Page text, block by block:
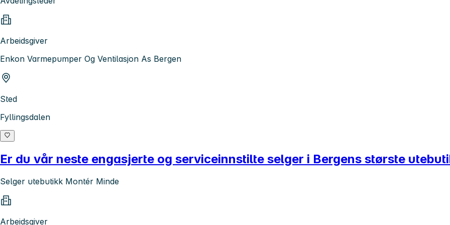
Arbeidsgiver
Enkon Varmepumper Og Ventilasjon As Bergen
Sted
Fyllingsdalen
Er du vår neste engasjerte og serviceinnstilte selger i Bergens største
Selger utebutikk Montér Minde
Arbeidsgiver